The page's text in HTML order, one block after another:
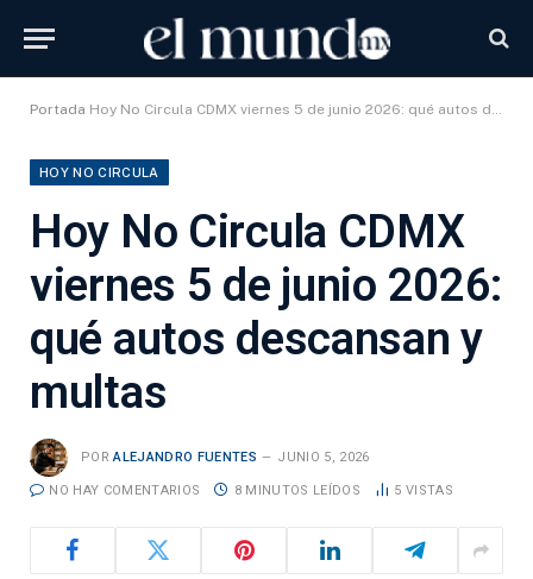
Portada Hoy No Circula CDMX viernes 5 de junio 2026: qué autos descansan y multas
HOY NO CIRCULA
Hoy No Circula CDMX
viernes 5 de junio 2026:
qué autos descansan y
multas
POR ALEJANDRO FUENTES JUNIO 5, 2026
NO HAY COMENTARIOS 8 MINUTOS LEÍDOS 5 VISTAS